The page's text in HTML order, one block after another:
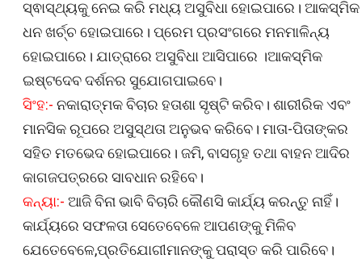
ସ୍ଵାସ୍ଥ୍ୟକୁ ନେଇ କରି ମଧ୍ୟ ଅସୁବିଧା ହୋଇପାରେ। ଆକସ୍ମିକ
ଧନ ଖର୍ଚ୍ଚ ହୋଇପାରେ। ପ୍ରେମ ପ୍ରସଂଗରେ ମନମାଳିନ୍ୟ
ହୋଇପାରେ। ଯାତ୍ରାରେ ଅସୁବିଧା ଆସିପାରେ ।ଆକସ୍ମିକ
ଇଷ୍ଟଦେବ ଦର୍ଶନର ସୁଯୋଗପାଇବେ।
ସିଂହ:- ନକାରାତ୍ମକ ବିଚାର ହତାଶା ସୃଷ୍ଟି କରିବ। ଶାରୀରିକ ଏବଂ
ମାନସିକ ରୂପରେ ଅସୁସ୍ଥତା ଅନୁଭବ କରିବେ। ମାତା-ପିତାଙ୍କର
ସହିତ ମତଭେଦ ହୋଇପାରେ। ଜମି, ବାସଗୃହ ତଥା ବାହନ ଆଦିର
କାଗଜପତ୍ରରେ ସାବଧାନ ରହିବେ।
କନ୍ୟା:- ଆଜି ବିନା ଭାବି ବିଚାରି କୌଣସି କାର୍ଯ୍ୟ କରନ୍ତୁ ନାହିଁ।
କାର୍ଯ୍ୟରେ ସଫଳତା ସେତେବେଳେ ଆପଣଙ୍କୁ ମିଳିବ
ଯେତେବେଳେ,ପ୍ରତିଯୋଗୀମାନଙ୍କୁ ପରାସ୍ତ କରି ପାରିବେ।